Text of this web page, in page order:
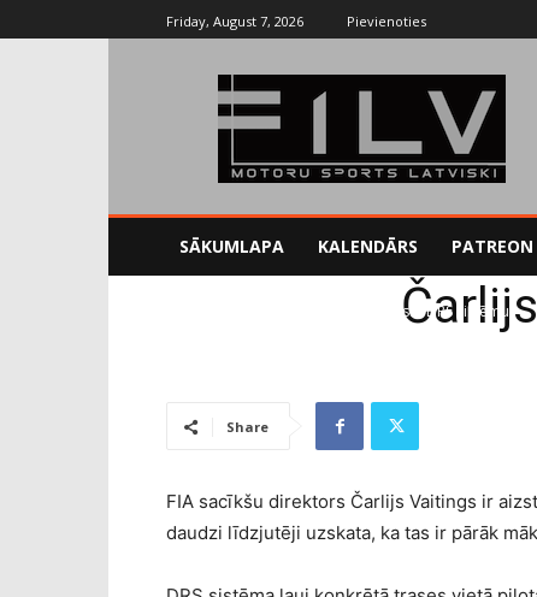
Friday, August 7, 2026 Pievienoties
SĀKUMLAPA KALENDĀRS PATREON
Čarlijs Vaitings atbalsta DRS sistēmu
Share
FIA sacīkšu direktors Čarlijs Vaitings ir
daudzi līdzjutēji uzskata, ka tas ir pārāk